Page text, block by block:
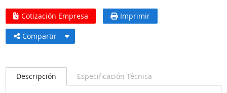
Cotización Empresa Imprimir
Compartir
Descripción Especificación Técnica